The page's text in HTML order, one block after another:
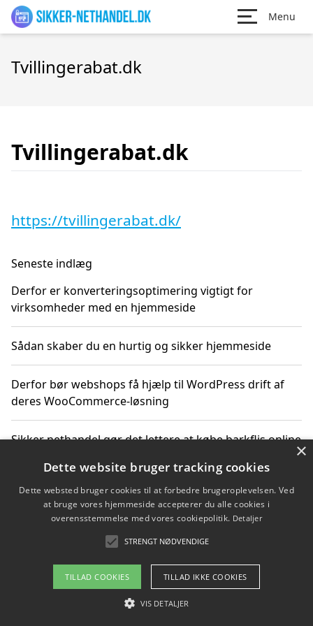
Menu
Tvillingerabat.dk
Tvillingerabat.dk
https://tvillingerabat.dk/
Seneste indlæg
Derfor er konverteringsoptimering vigtigt for
virksomheder med en hjemmeside
Sådan skaber du en hurtig og sikker hjemmeside
Derfor bør webshops få hjælp til WordPress drift af
deres WooCommerce-løsning
Sikker nethandel gør det lettere at købe barkflis online
Ting du bør vide før du vælger webbureau i Aarhus
Copyright 2026 - Pilanto Aps
Om / kontakt
Blog Betingelser
×
Dette website bruger tracking cookies
Dette websted bruger cookies til at forbedre brugeroplevelsen. Ved
at bruge vores hjemmeside accepterer du alle cookies i
overensstemmelse med vores cookiepolitik. Detaljer
STRENGT NØDVENDIGE
TILLAD COOKIES TILLAD IKKE COOKIES
VIS DETALJER